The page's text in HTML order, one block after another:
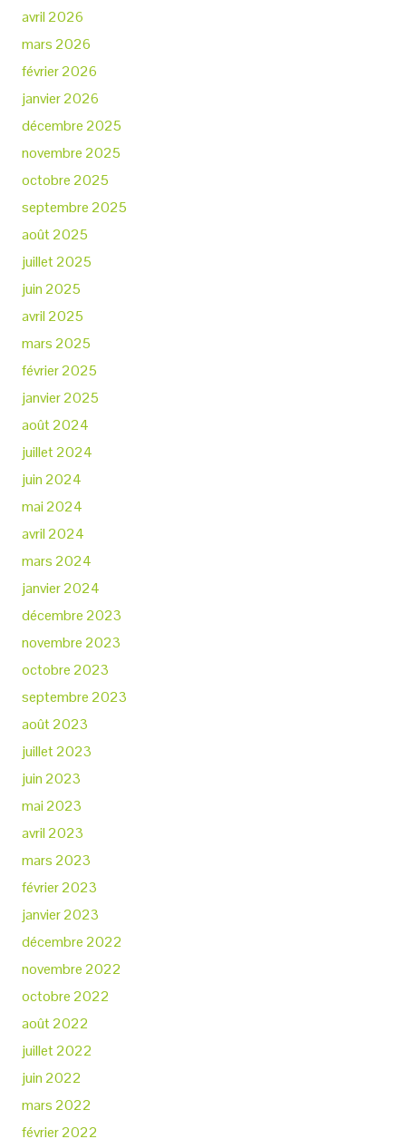
avril 2026
mars 2026
février 2026
janvier 2026
décembre 2025
novembre 2025
octobre 2025
septembre 2025
août 2025
juillet 2025
juin 2025
avril 2025
mars 2025
février 2025
janvier 2025
août 2024
juillet 2024
juin 2024
mai 2024
avril 2024
mars 2024
janvier 2024
décembre 2023
novembre 2023
octobre 2023
septembre 2023
août 2023
juillet 2023
juin 2023
mai 2023
avril 2023
mars 2023
février 2023
janvier 2023
décembre 2022
novembre 2022
octobre 2022
août 2022
juillet 2022
juin 2022
mars 2022
février 2022